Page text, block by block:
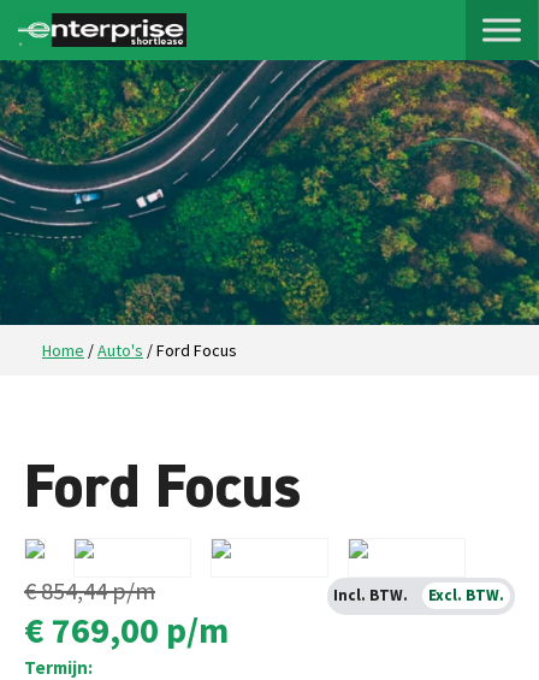
Home /Auto's /Ford Focus
Ford Focus
€ 854,44p/m
€ 769,00 p/m
Termijn:
Incl. BTW. Excl. BTW.